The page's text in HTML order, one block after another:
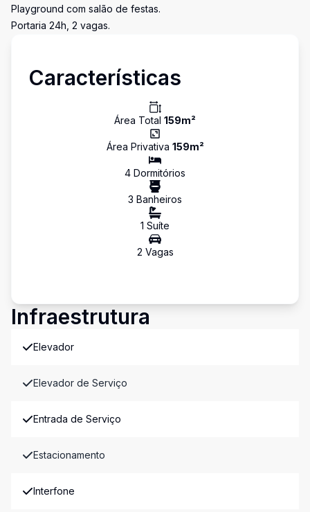
Playground com salão de festas.
Portaria 24h, 2 vagas.
Características
Área Total 159m²
Área Privativa 159m²
4 Dormitórios
3 Banheiros
1 Suíte
2 Vagas
Infraestrutura
Elevador
Elevador de Serviço
Entrada de Serviço
Estacionamento
Interfone